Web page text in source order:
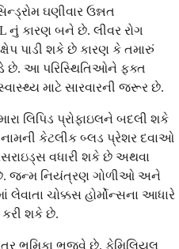
ઘણીવાર ઉન્નત
નું કારણ બને છે. લીવર રોગ
પાડી શકે છે કારણ કે તમારું
છે. આ પરિસ્થિતિઓને ફક્ત
માટે સારવારની જરૂર છે.
લિપિડ પ્રોફાઇલને બદલી શકે
નામની કેટલીક બ્લડ પ્રેશર દવાઓ
વધારી શકે છે અથવા
જન્મ નિયંત્રણ ગોળીઓ અને
લેવાતા ચોક્કસ હોર્મોન્સના આધારે
કરી શકે છે.
ભૂમિકા ભજવે છે. ફેમિલિયલ